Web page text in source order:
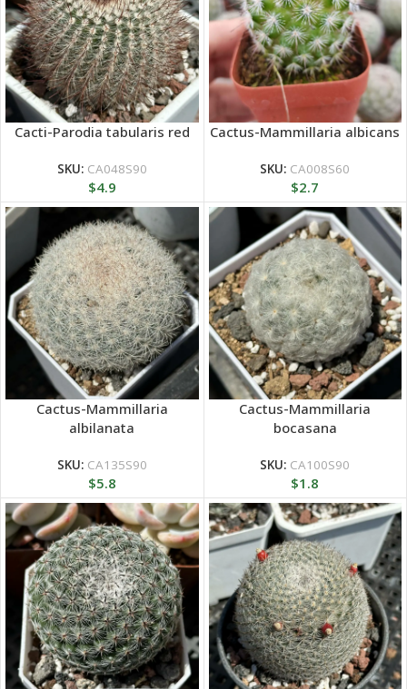
Cacti-Parodia tabularis red
SKU: CA048S90
$4.9
Cactus-Mammillaria albicans
SKU: CA008S60
$2.7
Cactus-Mammillaria
albilanata
SKU: CA135S90
$5.8
Cactus-Mammillaria
bocasana
SKU: CA100S90
$1.8